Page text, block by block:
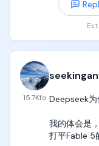
15.7Kfo Deepseek为
我的体会是
打平Fable 5